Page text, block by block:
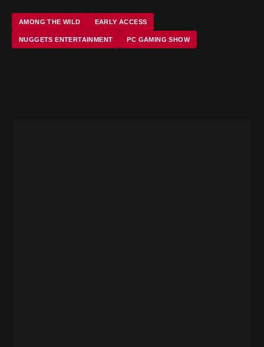
AMONG THE WILD EARLY ACCESS
NUGGETS ENTERTAINMENT PC GAMING SHOW